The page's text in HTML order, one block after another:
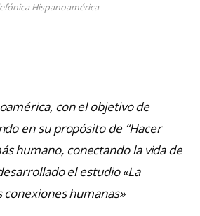
Hispanoamérica
con el objetivo de
en su propósito de “Hacer
humano, conectando la vida de
el estudio «La
humanas»